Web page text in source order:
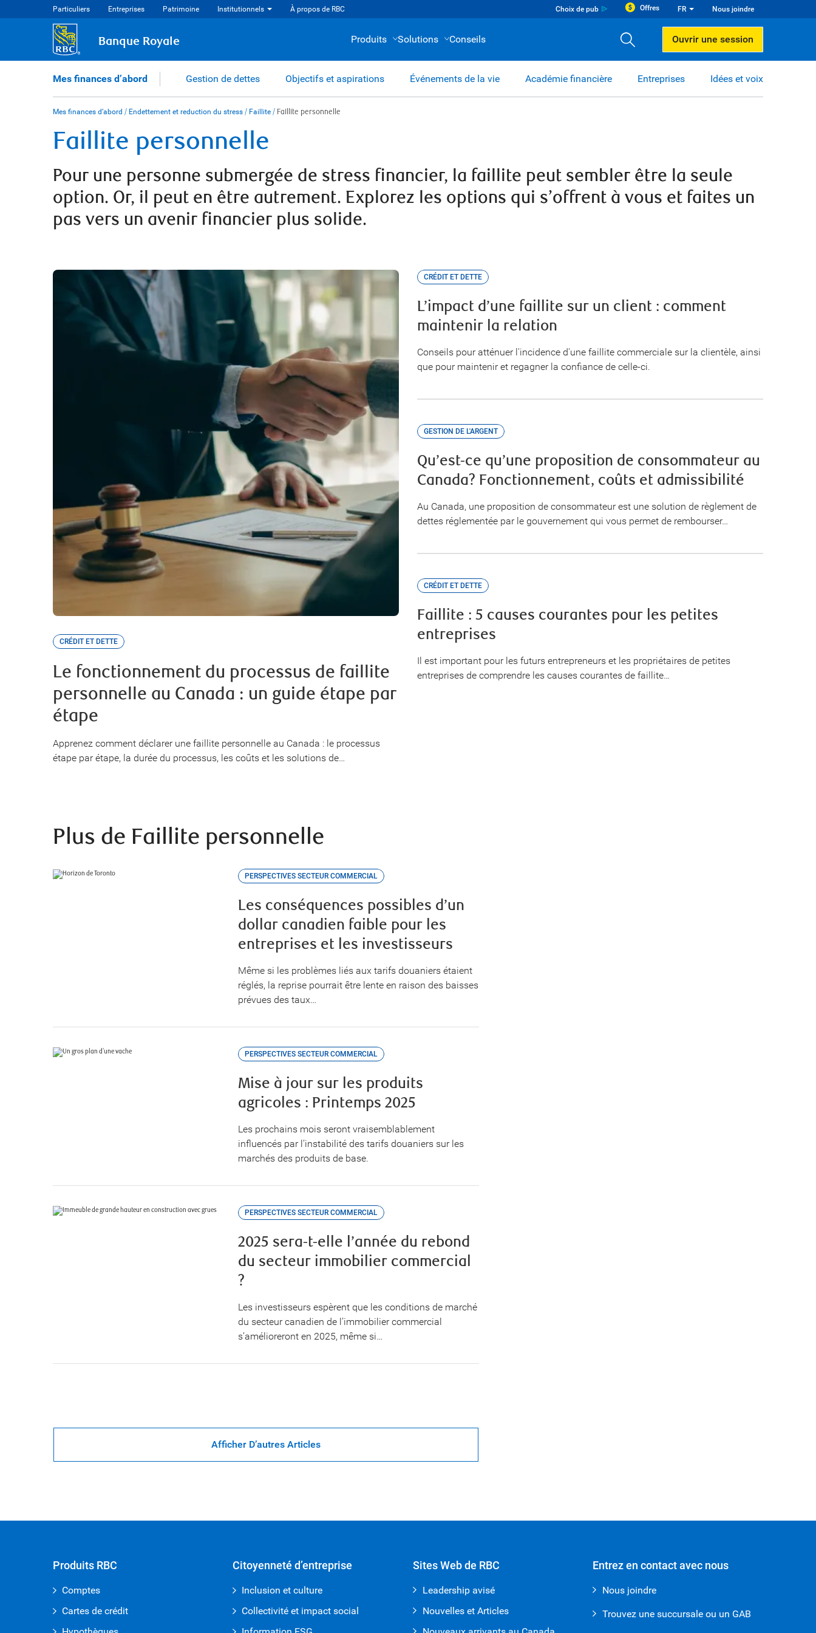
Particuliers Entreprises Patrimoine Institutionnels À propos de RBC Choix de pub Offres FR Nous joindre
Banque Royale Produits Solutions Conseils Ouvrir une session
Mes finances d’abord Gestion de dettes Objectifs et aspirations Événements de la vie Académie financière Entreprises Idées et voix
Mes finances d’abord / Endettement et reduction du stress / Faillite / Faillite personnelle
Faillite personnelle
Pour une personne submergée de stress financier, la faillite peut sembler être la seule
option. Or, il peut en être autrement. Explorez les options qui s’offrent à vous et faites un
pas vers un avenir financier plus solide.
CRÉDIT ET DETTE
Le fonctionnement du processus de faillite
personnelle au Canada : un guide étape par
étape
Apprenez comment déclarer une faillite personnelle au Canada : le processus
étape par étape, la durée du processus, les coûts et les solutions de…
CRÉDIT ET DETTE
L’impact d’une faillite sur un client : comment
maintenir la relation
Conseils pour atténuer l'incidence d'une faillite commerciale sur la clientèle, ainsi
que pour maintenir et regagner la confiance de celle-ci.
GESTION DE L'ARGENT
Qu’est-ce qu’une proposition de consommateur au
Canada? Fonctionnement, coûts et admissibilité
Au Canada, une proposition de consommateur est une solution de règlement de
dettes réglementée par le gouvernement qui vous permet de rembourser…
CRÉDIT ET DETTE
Faillite : 5 causes courantes pour les petites
entreprises
Il est important pour les futurs entrepreneurs et les propriétaires de petites
entreprises de comprendre les causes courantes de faillite…
Plus de Faillite personnelle
PERSPECTIVES SECTEUR COMMERCIAL
Les conséquences possibles d’un
dollar canadien faible pour les
entreprises et les investisseurs
Même si les problèmes liés aux tarifs douaniers étaient
réglés, la reprise pourrait être lente en raison des baisses
prévues des taux…
PERSPECTIVES SECTEUR COMMERCIAL
Mise à jour sur les produits
agricoles : Printemps 2025
Les prochains mois seront vraisemblablement
influencés par l’instabilité des tarifs douaniers sur les
marchés des produits de base.
PERSPECTIVES SECTEUR COMMERCIAL
2025 sera-t-elle l’année du rebond
du secteur immobilier commercial
?
Les investisseurs espèrent que les conditions de marché
du secteur canadien de l’immobilier commercial
s’amélioreront en 2025, même si…
Afficher D’autres Articles
Produits RBC
Comptes
Cartes de crédit
Citoyenneté d’entreprise
Inclusion et culture
Collectivité et impact social
Sites Web de RBC
Leadership avisé
Nouvelles et Articles
Entrez en contact avec nous
Nous joindre
Trouvez une succursale ou un GAB